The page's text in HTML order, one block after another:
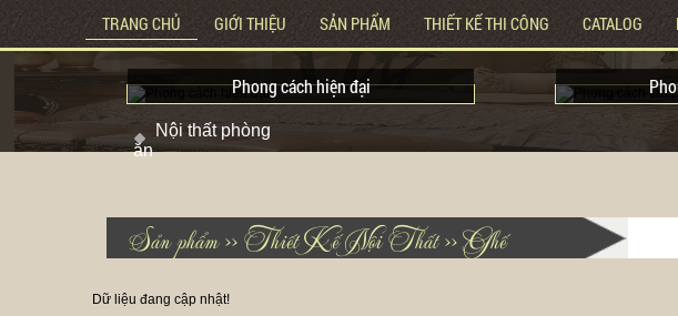
TRANG CHỦ GIỚI THIỆU SẢN PHẨM THIẾT KẾ THI CÔNG CATALOG
Phong cách hiện đại
Nội thất phòng
ăn
Sản phẩm >> Thiết Kế Nội Thất >> Ghế
Dữ liệu đang cập nhật!